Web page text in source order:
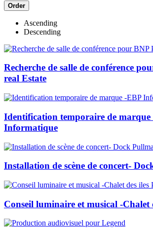
Order
Ascending
Descending
Recherche de salle de conférence
real Estate
Identification temporaire de marque
Informatique
Installation de scène de concert-
Conseil luminaire et musical -Chalet